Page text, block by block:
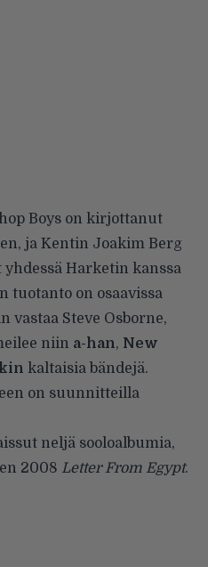
Boys on kirjottanut
ja Kentin Joakim Berg
Harketin kanssa
tuotanto on osaavissa
vastaa Steve Osborne,
niin a-han, New
kaltaisia bändejä.
on suunnitteilla
neljä sooloalbumia,
2008 Letter From Egypt.